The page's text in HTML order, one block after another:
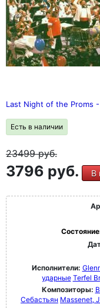
Last Night of the Proms
Есть в наличии
23499руб.
3796 руб. В
Исполнители:
ударные Terfel
Композиторы:
Себастьян Massenet,